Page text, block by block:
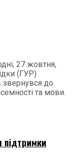
27 жовтня,
(ГУР)
звернувся до
та мови.
підтримки